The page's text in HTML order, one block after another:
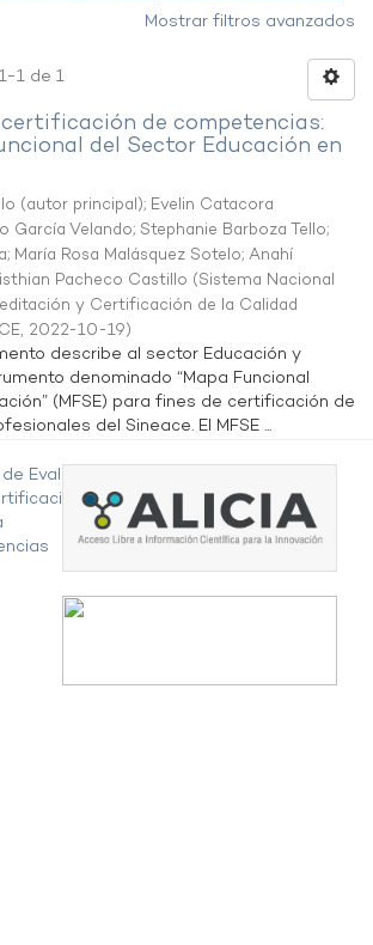
Mostrar filtros avanzados
1 de 1
de competencias:
del Sector Educación en
(autor principal); Evelin Catacora
García Velando; Stephanie Barboza Tello;
; María Rosa Malásquez Sotelo; Anahí
Pacheco Castillo (Sistema Nacional
y Certificación de la Calidad
, 2022-10-19)
describe al sector Educación y
denominado “Mapa Funcional
(MFSE) para fines de certificación de
del Sineace. El MFSE ...
Evaluación,
de la